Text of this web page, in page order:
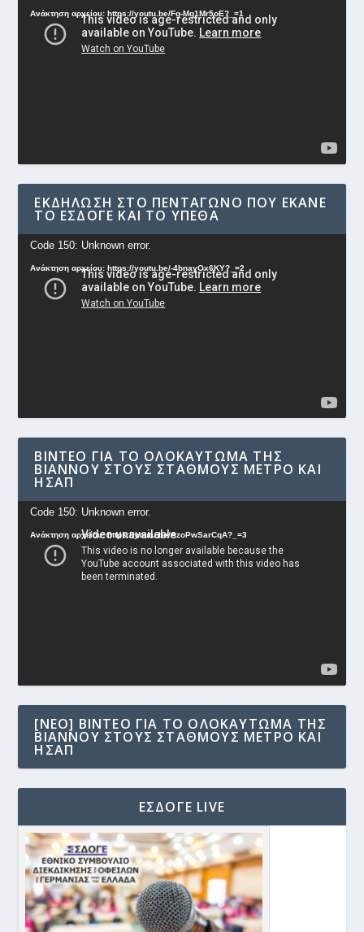
Αναπαραγωγής
Βίντεο
Ανάκτηση αρχείου: https://youtu.be/Fg-Mq1Mr5oE?_=1
ΕΚΔΉΛΩΣΗ ΣΤΟ ΠΕΝΤΆΓΩΝΟ ΠΟΥ ΈΚΑΝΕ
ΤΟ ΕΣΔΟΓΕ ΚΑΙ ΤΟ ΥΠΕΘΑ
Πρόγραμμα
Αναπαραγωγής
Βίντεο
Code 150: Unknown error.
Ανάκτηση αρχείου: https://youtu.be/-4bnayOx6KY?_=2
ΒΊΝΤΕΟ ΓΙΑ ΤΟ ΟΛΟΚΑΎΤΩΜΑ ΤΗΣ
ΒΙΆΝΝΟΥ ΣΤΟΥΣ ΣΤΑΘΜΟΎΣ ΜΕΤΡΟ ΚΑΙ
ΗΣΑΠ
Πρόγραμμα
Αναπαραγωγής
Βίντεο
Code 150: Unknown error.
Ανάκτηση αρχείου: https://youtu.be/AzoPwSarCqA?_=3
[NEO] ΒΊΝΤΕΟ ΓΙΑ ΤΟ ΟΛΟΚΑΎΤΩΜΑ ΤΗΣ
ΒΙΆΝΝΟΥ ΣΤΟΥΣ ΣΤΑΘΜΟΎΣ ΜΕΤΡΟ ΚΑΙ
ΗΣΑΠ
ΕΣΔΟΓΕ LIVE